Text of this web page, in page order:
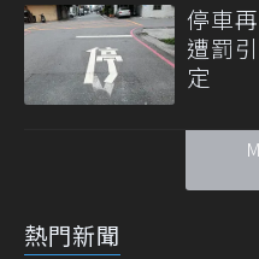
停車
遭罰
定
熱門新聞